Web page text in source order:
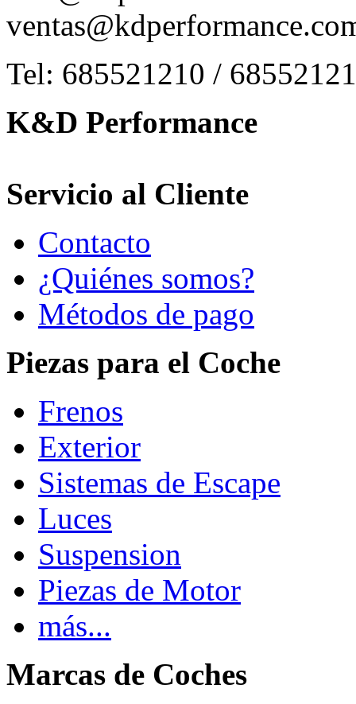
Tel: 685521210 /
K&D Performance
Servicio al Cliente
Contacto
¿Quiénes somos?
Métodos de pago
Piezas para el Coche
Frenos
Exterior
Sistemas de Escape
Luces
Suspension
Piezas de Motor
más...
Marcas de Coches